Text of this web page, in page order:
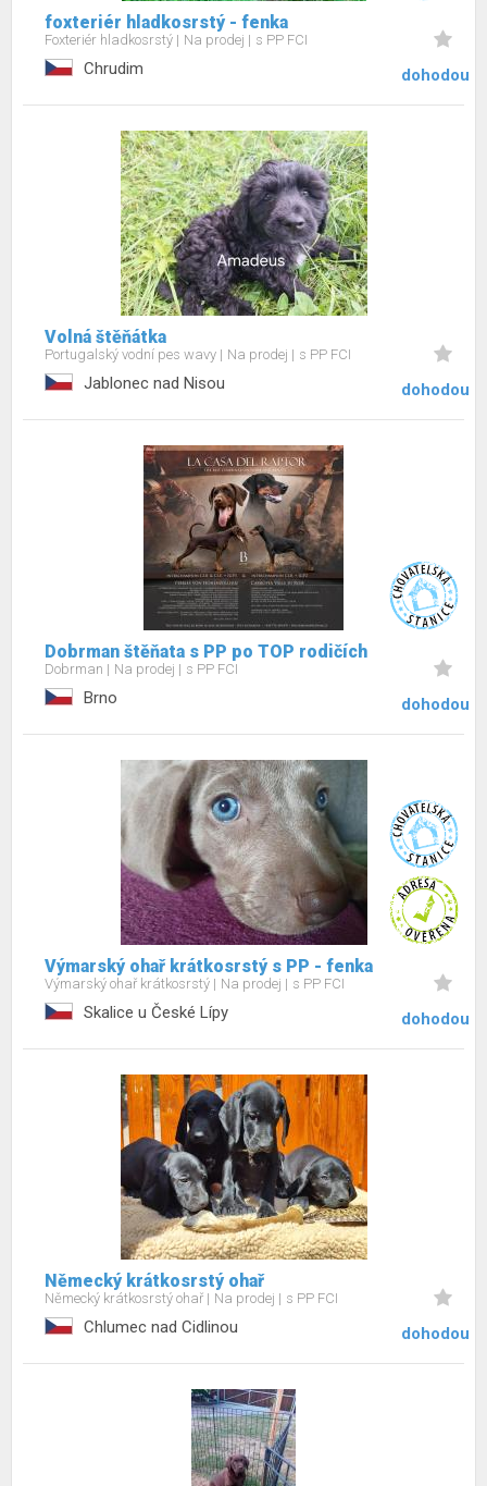
foxteriér hladkosrstý - fenka
Foxteriér hladkosrstý Na prodej s PP FCI
Chrudim dohodou
Volná štěňátka
Portugalský vodní pes wavy Na prodej s PP FCI
Jablonec nad Nisou dohodou
Dobrman štěňata s PP po TOP rodičích
Dobrman Na prodej s PP FCI
Brno dohodou
Výmarský ohař krátkosrstý s PP - fenka
Výmarský ohař krátkosrstý Na prodej s PP FCI
Skalice u České Lípy dohodou
Německý krátkosrstý ohař
Německý krátkosrstý ohař Na prodej s PP FCI
Chlumec nad Cidlinou dohodou